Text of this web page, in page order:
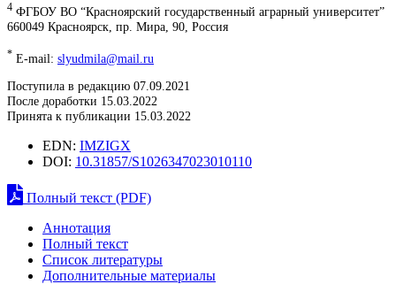
4 ФГБОУ ВО “Красноярский государственный аграрный университет”
660049 Красноярск, пр. Мира, 90, Россия
* E-mail: slyudmila@mail.ru
Поступила в редакцию 07.09.2021
После доработки 15.03.2022
Принята к публикации 15.03.2022
EDN: IMZIGX
DOI: 10.31857/S1026347023010110
Полный текст (PDF)
Аннотация
Полный текст
Список литературы
Дополнительные материалы